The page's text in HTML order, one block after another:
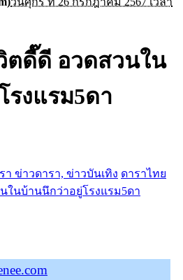
ตดี๊ดี อวดสวนใน
รงแรม5ดา
า ข่าวดารา, ข่าวบันเทิง ดาราไทย
ในบ้านนึกว่าอยู่โรงแรม5ดา